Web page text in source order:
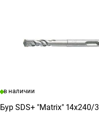
в наличии
Бур SDS+ "Matrix" 14х240/